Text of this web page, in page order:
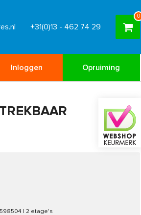
+31(0)13 - 462 74 29
0
Inloggen Opruiming
| 2 etage's